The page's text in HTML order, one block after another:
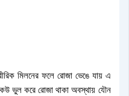
মিলনের ফলে রোজা ভেঙে যায় এ
ভুল করে রোজা থাকা অবস্থায় যৌন